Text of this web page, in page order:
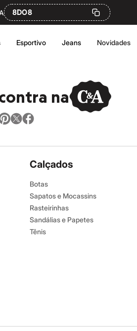
8DO8
Esportivo Jeans Novidades
na
Calçados
Botas
Sapatos e Mocassins
Rasteirinhas
Sandálias e Papetes
Tênis